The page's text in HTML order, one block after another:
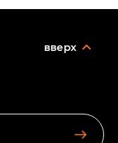
вверх